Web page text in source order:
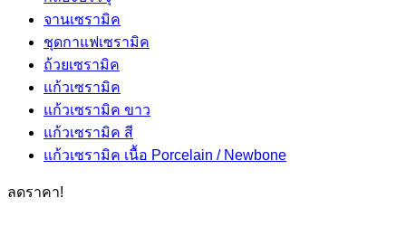
จานเซรามิค
ชุดกาแฟเซรามิค
ถ้วยเซรามิค
แก้วเซรามิค
แก้วเซรามิค ขาว
แก้วเซรามิค สี
แก้วเซรามิค เนื้อ Porcelain / Newbone
ลดราคา!